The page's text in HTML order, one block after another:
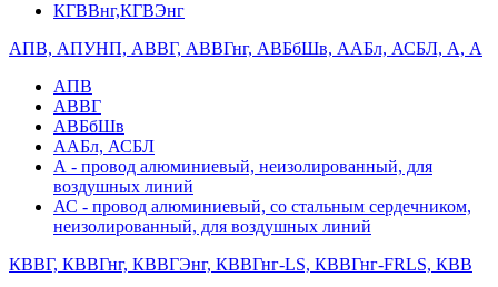
КГВВнг,КГВЭнг
АПВ, АПУНП, АВВГ, АВВГнг, АВБбШв, ААБл, АСБЛ, А, А
АПВ
АВВГ
АВБбШв
ААБл, АСБЛ
А - провод алюминиевый, неизолированный, для
воздушных линий
АС - провод алюминиевый, со стальным сердечником,
неизолированный, для воздушных линий
КВВГ, КВВГнг, КВВГЭнг, КВВГнг-LS, КВВГнг-FRLS, КВВ